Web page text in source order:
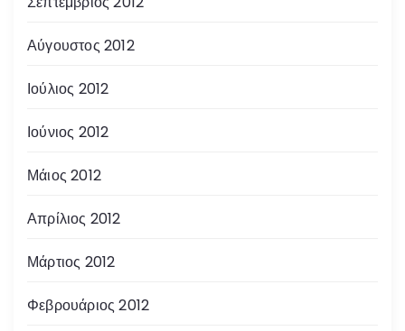
Αύγουστος 2012
Ιούλιος 2012
Ιούνιος 2012
Μάιος 2012
Απρίλιος 2012
Μάρτιος 2012
Φεβρουάριος 2012